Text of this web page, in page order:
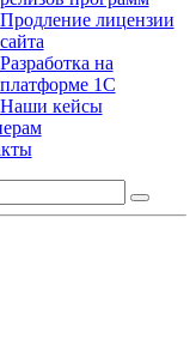
Продление лицензии
сайта
Разработка на
платформе 1С
Наши кейсы